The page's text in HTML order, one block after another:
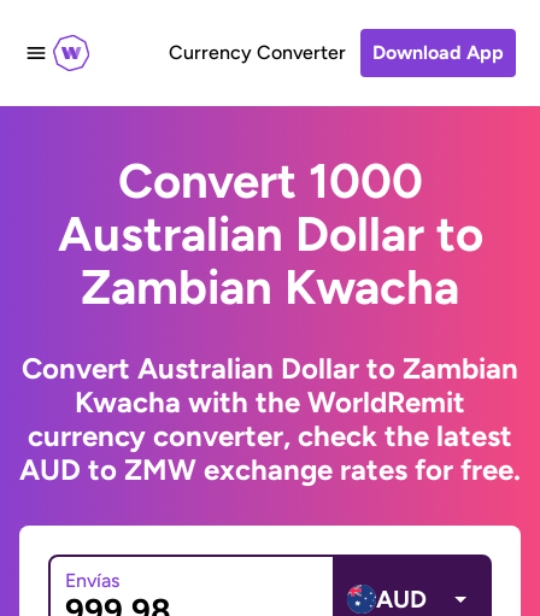
Currency Converter Download App
Convert 1000
Australian Dollar to
Zambian Kwacha
Convert Australian Dollar to Zambian
Kwacha with the WorldRemit
currency converter, check the latest
AUD to ZMW exchange rates for free.
Envías
AUD